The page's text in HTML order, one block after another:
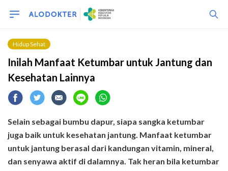
Hidup Sehat
Inilah Manfaat Ketumbar untuk Jantung dan
Kesehatan Lainnya
Selain sebagai bumbu dapur, siapa sangka ketumbar
juga baik untuk kesehatan jantung. Manfaat ketumbar
untuk jantung berasal dari kandungan vitamin, mineral,
dan senyawa aktif di dalamnya. Tak heran bila ketumbar